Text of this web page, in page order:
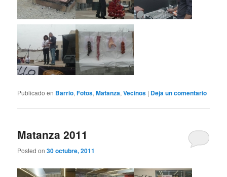
Publicado en Barrio,Fotos,Matanza,Vecinos | Deja un comentario
Matanza 2011
Posted on30 octubre, 2011